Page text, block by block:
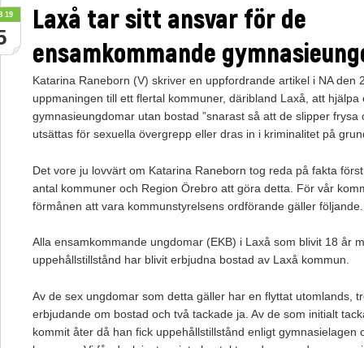
Laxå tar sitt ansvar för de
ensamkommande
19
Katarina Raneborn (V) skriver en uppfordrande artikel i NA den
uppmaningen till ett flertal kommuner, däribland Laxå, att hjälpa
gymnasieungdomar utan bostad ”snarast så att de slipper frysa
utsättas för sexuella övergrepp eller dras in i kriminalitet på
Det vore ju lovvärt om Katarina Raneborn tog reda på fakta
antal kommuner och Region Örebro att göra detta. För vår
förmånen att vara kommunstyrelsens ordförande gäller följande.
Alla ensamkommande ungdomar (EKB) i Laxå som blivit 18 år
uppehållstillstånd har blivit erbjudna bostad av Laxå kommun.
Av de sex ungdomar som detta gäller har en flyttat utomlands,
erbjudande om bostad och två tackade ja. Av de som initialt
kommit åter då han fick uppehållstillstånd enligt gymnasielagen